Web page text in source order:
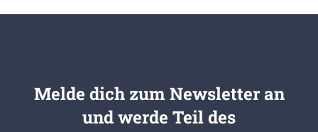
Melde dich zum Newsletter an
und werde Teil des